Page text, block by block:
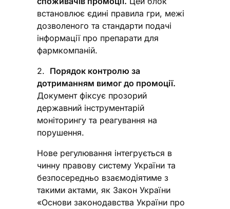
встановлює єдині правила гри, межі
дозволеного та стандарти подачі
інформації про препарати для
фармкомпаній.
2. Порядок контролю за
дотриманням вимог до промоції.
Документ фіксує прозорий
державний інструментарій
моніторингу та реагування на
порушення.
Нове регулювання інтегрується в
чинну правову систему України та
безпосередньо взаємодіятиме з
такими актами, як Закон України
«Основи законодавства України про